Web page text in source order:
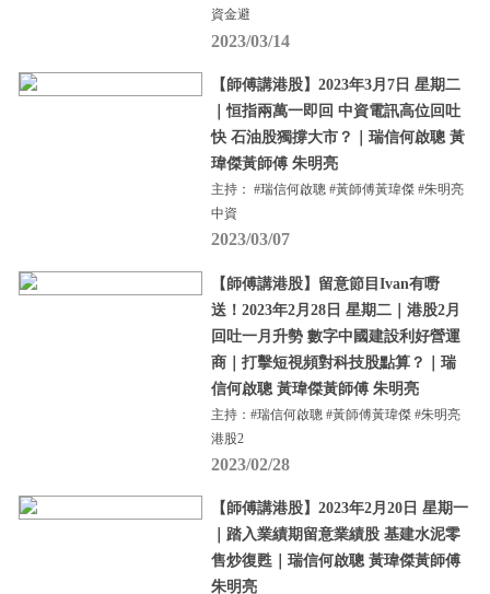
資金避
2023/03/14
【師傅講港股】2023年3月7日 星期二
｜恒指兩萬一即回 中資電訊高位回吐
快 石油股獨撐大市？｜瑞信何啟聰 黃
瑋傑黃師傅 朱明亮
主持： #瑞信何啟聰 #黃師傅黃瑋傑 #朱明亮
中資
2023/03/07
【師傅講港股】留意節目Ivan有嘢
送！2023年2月28日 星期二｜港股2月
回吐一月升勢 數字中國建設利好營運
商｜打擊短視頻對科技股點算？｜瑞
信何啟聰 黃瑋傑黃師傅 朱明亮
主持：#瑞信何啟聰 #黃師傅黃瑋傑 #朱明亮
港股2
2023/02/28
【師傅講港股】2023年2月20日 星期一
｜踏入業績期留意業績股 基建水泥零
售炒復甦｜瑞信何啟聰 黃瑋傑黃師傅
朱明亮